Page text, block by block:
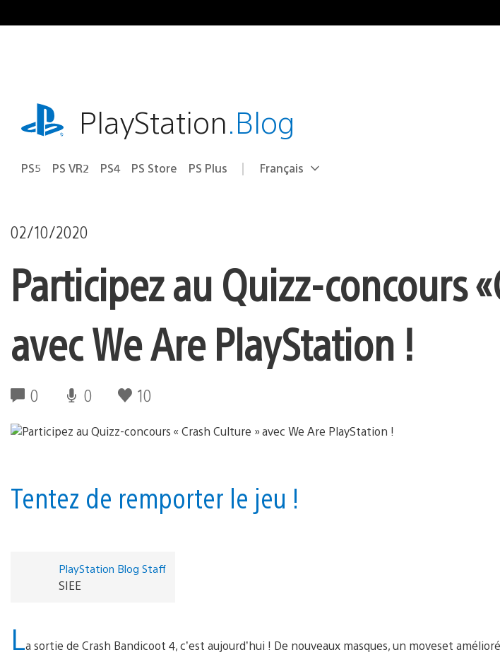
au
playstation.comPlayStation.Blog
PS5 PS VR2 PS4 PS Store PS Plus Choisir
Région
Français
02/10/2020
Participez au Quizz-concours «
avec We Are PlayStation !
0 0 10
Tentez de remporter le jeu !
PlayStation Blog Staff
SIEE
La sortie de Crash Bandicoot 4, c’est aujourd’hui ! De nouveaux masques, un moveset